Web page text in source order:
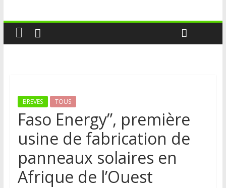
BREVES TOUS
Faso Energy”, première
usine de fabrication de
panneaux solaires en
Afrique de l’Ouest